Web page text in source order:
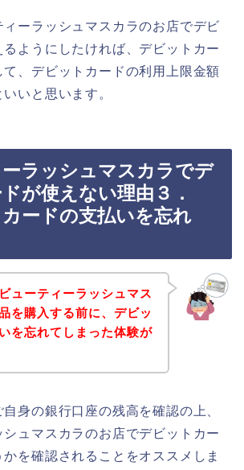
ーラッシュマスカラのお店でデビ
るようにしたければ、デビットカー
て、デビットカードの利用上限金額
いと思います。
ラッシュマスカラでデ
が使えない理由３．
カードの支払いを忘れ
ューティーラッシュマス
を購入する前に、デビッ
を忘れてしまった体験が
身の銀行口座の残高を確認の上、
シュマスカラのお店でデビットカー
かを確認されることをオススメしま